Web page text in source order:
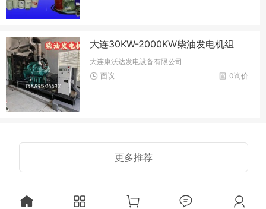
大连30KW-2000KW柴油发电机组
大连康沃达发电设备有限公司
0询价
面议
更多推荐